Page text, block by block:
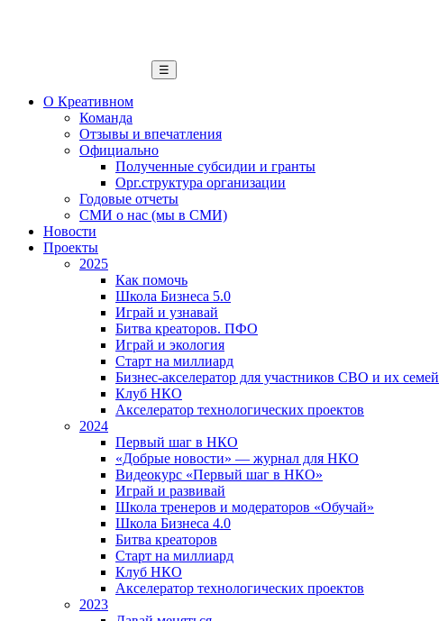
☰
О Креативном
Команда
Отзывы и впечатления
Официально
Полученные субсидии и гранты
Орг.структура организации
Годовые отчеты
СМИ о нас (мы в СМИ)
Новости
Проекты
2025
Как помочь
Школа Бизнеса 5.0
Играй и узнавай
Битва креаторов. ПФО
Играй и экология
Старт на миллиард
Бизнес-акселератор для участников СВО и их семей
Клуб НКО
Акселератор технологических проектов
2024
Первый шаг в НКО
«Добрые новости» — журнал для НКО
Видеокурс «Первый шаг в НКО»
Играй и развивай
Школа тренеров и модераторов «Обучай»
Школа Бизнеса 4.0
Битва креаторов
Старт на миллиард
Клуб НКО
Акселератор технологических проектов
2023